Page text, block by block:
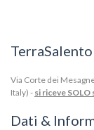
Via Corte dei
Italy) - si riceve
Dati &